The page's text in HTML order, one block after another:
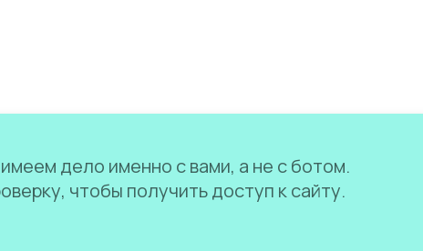
дело именно с вами, а не с ботом.
чтобы получить доступ к сайту.